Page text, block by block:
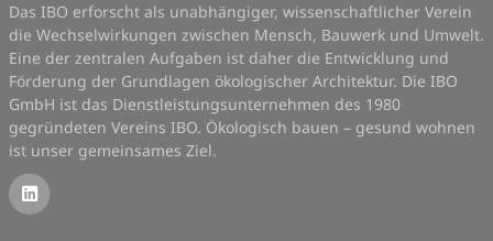
Das IBO erforscht als unabhängiger, wissenschaftlicher Verein
die Wechselwirkungen zwischen Mensch, Bauwerk und Umwelt.
Eine der zentralen Aufgaben ist daher die Entwicklung und
Förderung der Grundlagen ökologischer Architektur. Die IBO
GmbH ist das Dienstleistungsunternehmen des 1980
gegründeten Vereins IBO. Ökologisch bauen – gesund wohnen
ist unser gemeinsames Ziel.